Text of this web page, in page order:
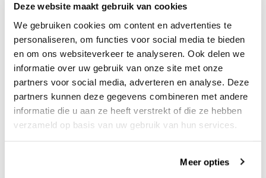
Deze website maakt gebruik van cookies
We gebruiken cookies om content en advertenties te
personaliseren, om functies voor social media te bieden
en om ons websiteverkeer te analyseren. Ook delen we
informatie over uw gebruik van onze site met onze
partners voor social media, adverteren en analyse. Deze
partners kunnen deze gegevens combineren met andere
informatie die u aan ze heeft verstrekt of die ze hebben
verzameld op basis van uw gebruik van hun services.
Meer opties
Hulp nodig?We helpen
Live chat
Over dit product
Verzenden & retourneren
Gerelateerde producten